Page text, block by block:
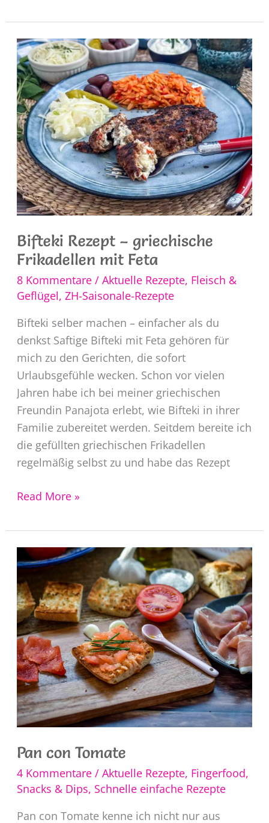
original
griechisch
Bifteki Rezept – griechische
Frikadellen mit Feta
8 Kommentare / Aktuelle Rezepte, Fleisch &
Geflügel, ZH-Saisonale-Rezepte
Bifteki selber machen – einfacher als du
denkst Saftige Bifteki mit Feta gehören für
mich zu den Gerichten, die sofort
Urlaubsgefühle wecken. Schon vor vielen
Jahren habe ich bei meiner griechischen
Freundin Panajota erlebt, wie Bifteki in ihrer
Familie zubereitet werden. Seitdem bereite ich
die gefüllten griechischen Frikadellen
regelmäßig selbst zu und habe das Rezept
Bifteki
–
griechische
Frikadellen
mit
Feta
Read More »
Pan con Tomate
4 Kommentare / Aktuelle Rezepte, Fingerfood,
Snacks & Dips, Schnelle einfache Rezepte
Pan con Tomate kenne ich nicht nur aus